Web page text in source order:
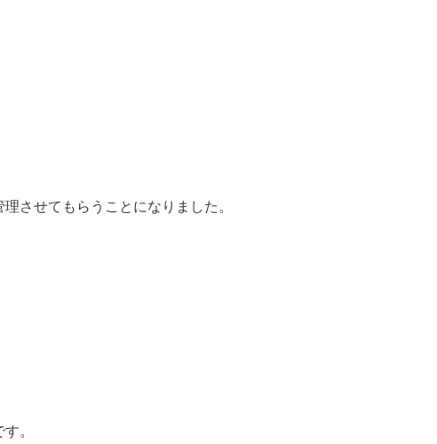
させてもらうことになりました。
。